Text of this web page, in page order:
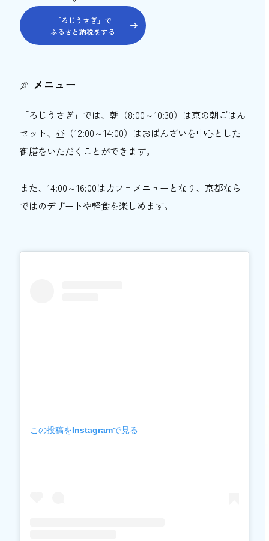
「ろじうさぎ」で
ふるさと納税をする
メニュー
「ろじうさぎ」では、朝（8:00～10:30）は京の朝ごはん
セット、昼（12:00～14:00）はおばんざいを中心とした
御膳をいただくことができます。
また、14:00～16:00はカフェメニューとなり、京都なら
ではのデザートや軽食を楽しめます。
この投稿をInstagramで見る